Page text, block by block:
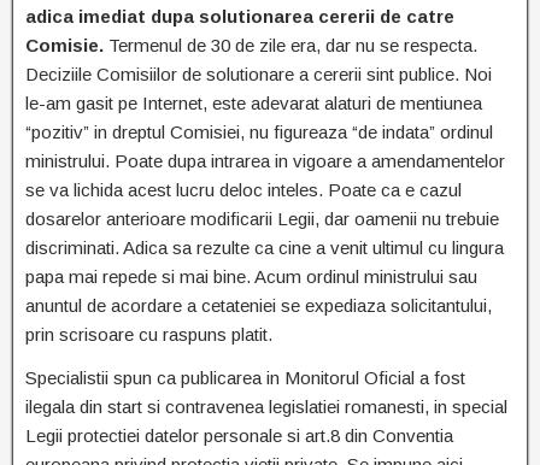
adica imediat dupa solutionarea cererii de catre
Comisie. Termenul de 30 de zile era, dar nu se respecta.
Deciziile Comisiilor de solutionare a cererii sint publice. Noi
le-am gasit pe Internet, este adevarat alaturi de mentiunea
“pozitiv” in dreptul Comisiei, nu figureaza “de indata” ordinul
ministrului. Poate dupa intrarea in vigoare a amendamentelor
se va lichida acest lucru deloc inteles. Poate ca e cazul
dosarelor anterioare modificarii Legii, dar oamenii nu trebuie
discriminati. Adica sa rezulte ca cine a venit ultimul cu lingura
papa mai repede si mai bine. Acum ordinul ministrului sau
anuntul de acordare a cetateniei se expediaza solicitantului,
prin scrisoare cu raspuns platit.
Specialistii spun ca publicarea in Monitorul Oficial a fost
ilegala din start si contravenea legislatiei romanesti, in special
Legii protectiei datelor personale si art.8 din Conventia